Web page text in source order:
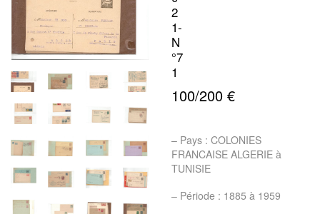
2
1-
N
°7
1
100/200 €
– Pays : COLONIES
FRANCAISE ALGERIE à
TUNISIE
– Période : 1885 à 1959